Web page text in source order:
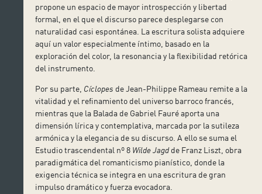
propone un espacio de mayor introspección y libertad
formal, en el que el discurso parece desplegarse con
naturalidad casi espontánea. La escritura solista adquiere
aquí un valor especialmente íntimo, basado en la
exploración del color, la resonancia y la flexibilidad retórica
del instrumento.
Por su parte, Cíclopes de Jean-Philippe Rameau remite a la
vitalidad y el refinamiento del universo barroco francés,
mientras que la Balada de Gabriel Fauré aporta una
dimensión lírica y contemplativa, marcada por la sutileza
armónica y la elegancia de su discurso. A ello se suma el
Estudio trascendental nº 8 Wilde Jagdde Franz Liszt, obra
paradigmática del romanticismo pianístico, donde la
exigencia técnica se integra en una escritura de gran
impulso dramático y fuerza evocadora.